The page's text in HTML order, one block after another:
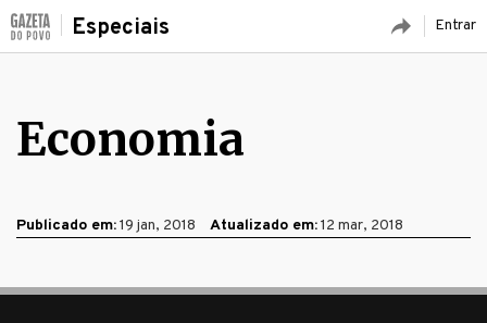
Entrar
Especiais
Economia
Publicado em:19 jan, 2018 Atualizado em:12 mar, 2018